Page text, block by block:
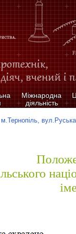
Міжнародна
діяльність
м.Тернопіль,